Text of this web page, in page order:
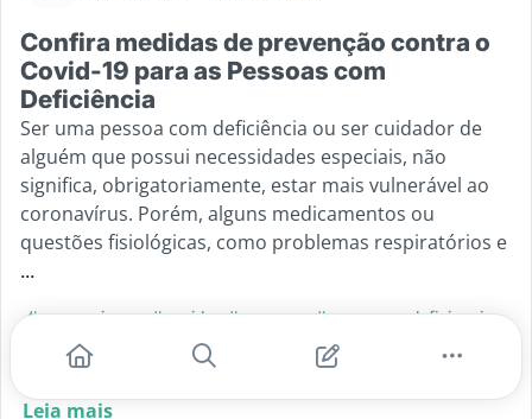
Confira medidas de prevenção contra o
Covid-19 para as Pessoas com
Deficiência
Ser uma pessoa com deficiência ou ser cuidador de
alguém que possui necessidades especiais, não
significa, obrigatoriamente, estar mais vulnerável ao
coronavírus. Porém, alguns medicamentos ou
questões fisiológicas, como problemas respiratórios e
...
#coronavirus #covid #corona
#pessoa co deficiencia
#covid-19
Leia mais